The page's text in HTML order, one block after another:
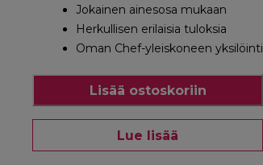
Jokainen ainesosa mukaan
Herkullisen erilaisia tuloksia
Oman Chef-yleiskoneen yksilöinti
Lisää ostoskoriin
Lue lisää